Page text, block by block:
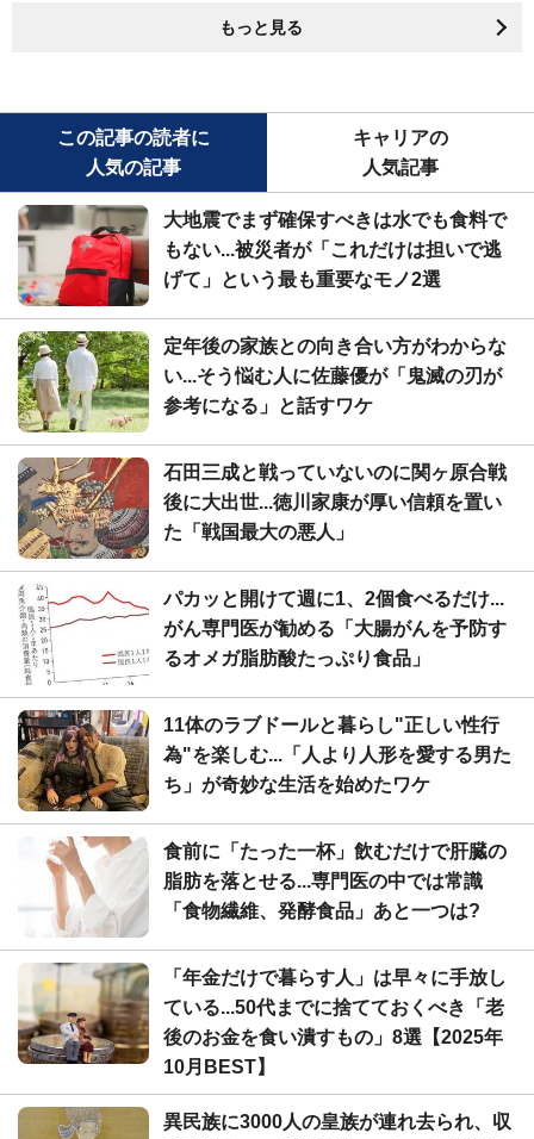
もっと見る
この記事の読者に
人気の記事
キャリアの
人気記事
大地震でまず確保すべきは水でも食料で
もない...被災者が「これだけは担いで逃
げて」という最も重要なモノ2選
定年後の家族との向き合い方がわからな
い...そう悩む人に佐藤優が「鬼滅の刃が
参考になる」と話すワケ
石田三成と戦っていないのに関ヶ原合戦
後に大出世...徳川家康が厚い信頼を置い
た「戦国最大の悪人」
パカッと開けて週に1、2個食べるだけ...
がん専門医が勧める「大腸がんを予防す
るオメガ脂肪酸たっぷり食品」
11体のラブドールと暮らし"正しい性行
為"を楽しむ...「人より人形を愛する男た
ち」が奇妙な生活を始めたワケ
食前に「たった一杯」飲むだけで肝臓の
脂肪を落とせる...専門医の中では常識
「食物繊維、発酵食品」あと一つは?
「年金だけで暮らす人」は早々に手放し
ている...50代までに捨てておくべき「老
後のお金を食い潰すもの」8選【2025年
10月BEST】
異民族に3000人の皇族が連れ去られ、収